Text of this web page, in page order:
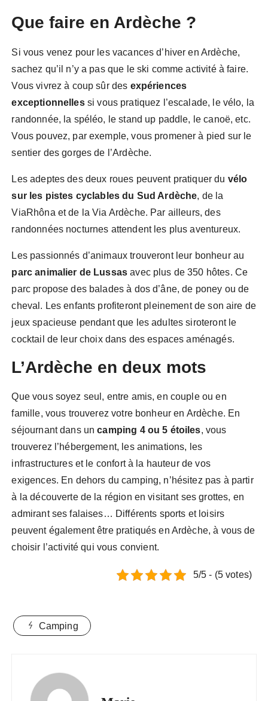
Que faire en Ardèche ?
Si vous venez pour les vacances d’hiver en Ardèche,
sachez qu’il n’y a pas que le ski comme activité à faire.
Vous vivrez à coup sûr des expériences
exceptionnellessi vous pratiquez l’escalade, le vélo, la
randonnée, la spéléo, le stand up paddle, le canoë, etc.
Vous pouvez, par exemple, vous promener à pied sur le
sentier des gorges de l’Ardèche.
Les adeptes des deux roues peuvent pratiquer du vélo
sur les pistes cyclables du Sud Ardèche, de la
ViaRhôna et de la Via Ardèche. Par ailleurs, des
randonnées nocturnes attendent les plus aventureux.
Les passionnés d’animaux trouveront leur bonheur au
parc animalier de Lussas avec plus de 350 hôtes. Ce
parc propose des balades à dos d’âne, de poney ou de
cheval. Les enfants profiteront pleinement de son aire de
jeux spacieuse pendant que les adultes siroteront le
cocktail de leur choix dans des espaces aménagés.
L’Ardèche en deux mots
Que vous soyez seul, entre amis, en couple ou en
famille, vous trouverez votre bonheur en Ardèche. En
séjournant dans uncamping 4 ou 5 étoiles, vous
trouverez l’hébergement, les animations, les
infrastructures et le confort à la hauteur de vos
exigences. En dehors du camping, n’hésitez pas à partir
à la découverte de la région en visitant ses grottes, en
admirant ses falaises… Différents sports et loisirs
peuvent également être pratiqués en Ardèche, à vous de
choisir l’activité qui vous convient.
5/5 - (5 votes)
Camping